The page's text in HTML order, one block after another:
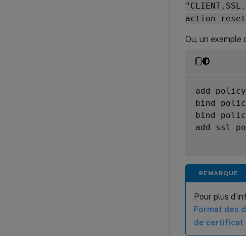
action reset
Ou, un exemple
add
bind
bind
add ssl
REMARQUE
Pour plus
Format des
de certificat